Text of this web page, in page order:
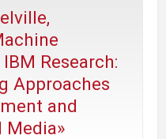
Research:
Approaches
and
Media»